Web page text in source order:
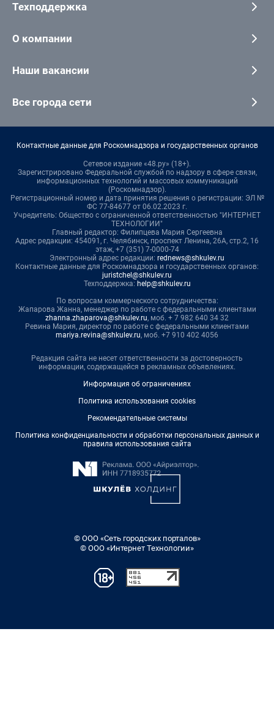
Техподдержка
О компании
Наши вакансии
Все города сети
Контактные данные для Роскомнадзора и государственных органов
Сетевое издание «48.ру» (18+).
Зарегистрировано Федеральной службой по надзору в сфере связи,
информационных технологий и массовых коммуникаций
(Роскомнадзор).
Регистрационный номер и дата принятия решения о регистрации: ЭЛ №
ФС 77-84677 от 06.02.2023 г.
Учредитель: Общество с ограниченной ответственностью "ИНТЕРНЕТ
ТЕХНОЛОГИИ"
Главный редактор: Филипцева Мария Сергеевна
Адрес редакции: 454091, г. Челябинск, проспект Ленина, 26А, стр.2, 16
этаж, +7 (351) 7-0000-74
Электронный адрес редакции: rednews@shkulev.ru
Контактные данные для Роскомнадзора и государственных органов:
juristchel@shkulev.ru
Техподдержка: help@shkulev.ru
По вопросам коммерческого сотрудничества:
Жапарова Жанна, менеджер по работе с федеральными клиентами
zhanna.zhaparova@shkulev.ru, моб. + 7 982 640 34 32
Ревина Мария, директор по работе с федеральными клиентами
mariya.revina@shkulev.ru, моб. +7 910 402 4056
Редакция сайта не несет ответственности за достоверность
информации, содержащейся в рекламных объявлениях.
Информация об ограничениях
Политика использования cookies
Рекомендательные системы
Политика конфиденциальности и обработки персональных данных и
правила использования сайта
© ООО «Сеть городских порталов»
© ООО «Интернет Технологии»